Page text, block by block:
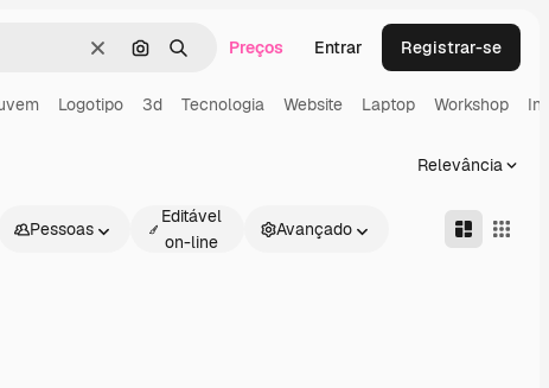
LimparPesquisar por imagem
BuscarPreços Entrar Registrar-se
Logotipo 3d Tecnologia Website Laptop Workshop
Relevância
Pessoas
Editável
on-line
Avançado